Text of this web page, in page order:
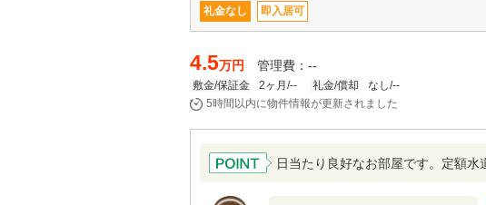
礼金なし 即入居可
4.5万円 管理費：--
敷金/保証金 2ヶ月/-- 礼金/償却
なし/--
5時間以内に物件情報が更新されました
日当たり良好なお部屋です。定額